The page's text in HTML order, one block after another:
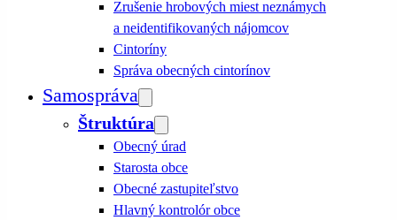
Zrušenie hrobových miest neznámych
a neidentifikovaných nájomcov
Cintoríny
Správa obecných cintorínov
Samospráva
Štruktúra
Obecný úrad
Starosta obce
Obecné zastupiteľstvo
Hlavný kontrolór obce